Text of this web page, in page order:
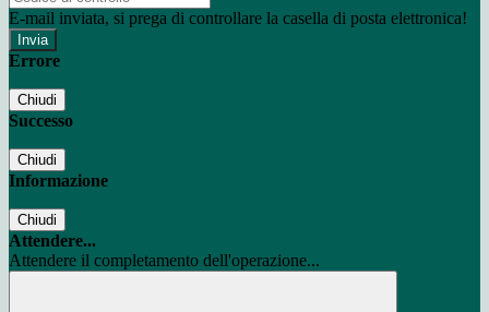
E-mail inviata, si prega di controllare la casella di posta elettronica!
Errore
Chiudi
Successo
Chiudi
Informazione
Chiudi
Attendere...
Attendere il completamento dell'operazione...